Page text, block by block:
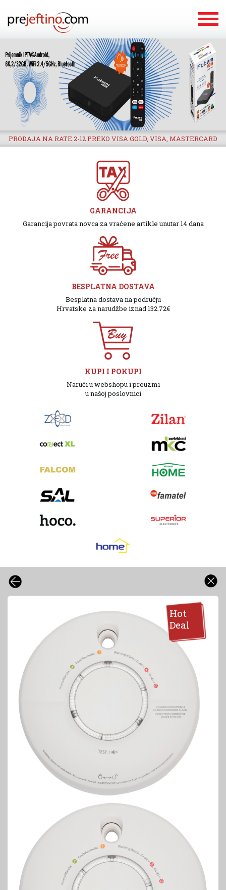
PRODAJA NA RATE 2-12 PREKO VISA GOLD, VISA, MASTERCARD
GARANCIJA
Garancija povrata novca za vraćene artikle unutar 14 dana
BESPLATNA DOSTAVA
Besplatna dostava na području
Hrvatske za narudžbe iznad 132.72€
KUPI I POKUPI
Naruči u webshopu i preuzmi
u našoj poslovnici
Hot
Deal